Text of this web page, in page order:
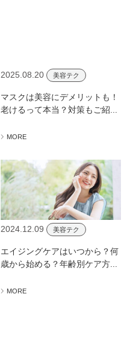
2025.08.20 美容テク
マスクは美容にデメリットも！
老けるって本当？対策もご紹...
MORE
2024.12.09 美容テク
エイジングケアはいつから？何
歳から始める？年齢別ケア方...
MORE